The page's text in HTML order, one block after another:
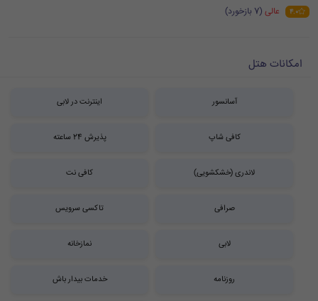
4.0 عالی (7 بازخورد)
امکانات هتل
آسانسور اینترنت در لابی
کافی شاپ پذیرش 24 ساعته
لاندری (خشکشویی) کافی نت
صرافی تاکسی سرویس
لابی نمازخانه
روزنامه خدمات بیدار باش